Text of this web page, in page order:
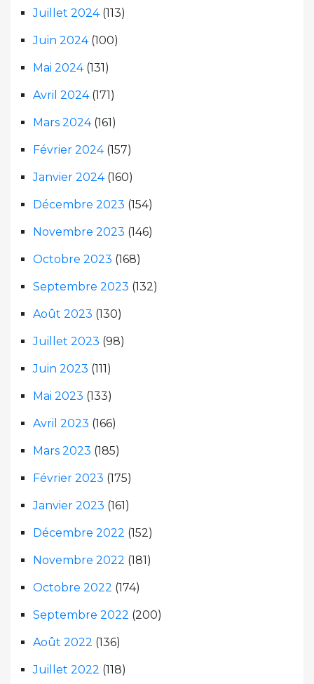
Juillet 2024(113)
Juin 2024(100)
Mai 2024(131)
Avril 2024(171)
Mars 2024(161)
Février 2024(157)
Janvier 2024(160)
Décembre 2023 (154)
Novembre 2023 (146)
Octobre 2023 (168)
Septembre 2023 (132)
Août 2023 (130)
Juillet 2023 (98)
Juin 2023 (111)
Mai 2023 (133)
Avril 2023 (166)
Mars 2023 (185)
Février 2023 (175)
Janvier 2023 (161)
Décembre 2022 (152)
Novembre 2022 (181)
Octobre 2022 (174)
Septembre 2022 (200)
Août 2022 (136)
Juillet 2022 (118)